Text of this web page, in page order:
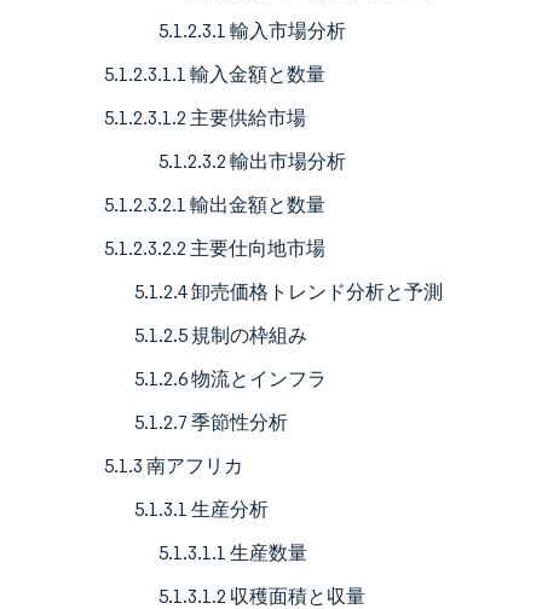
5.1.2.3.1 輸入市場分析
5.1.2.3.1.1 輸入金額と数量
5.1.2.3.1.2 主要供給市場
5.1.2.3.2 輸出市場分析
5.1.2.3.2.1 輸出金額と数量
5.1.2.3.2.2 主要仕向地市場
5.1.2.4 卸売価格トレンド分析と予測
5.1.2.5 規制の枠組み
5.1.2.6 物流とインフラ
5.1.2.7 季節性分析
5.1.3 南アフリカ
5.1.3.1 生産分析
5.1.3.1.1 生産数量
5.1.3.1.2 収穫面積と収量